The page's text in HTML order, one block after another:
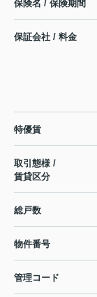
保険名 / 保険期間
保証会社 / 料金
特優賃
取引態様 /
賃貸区分
総戸数
物件番号
管理コード